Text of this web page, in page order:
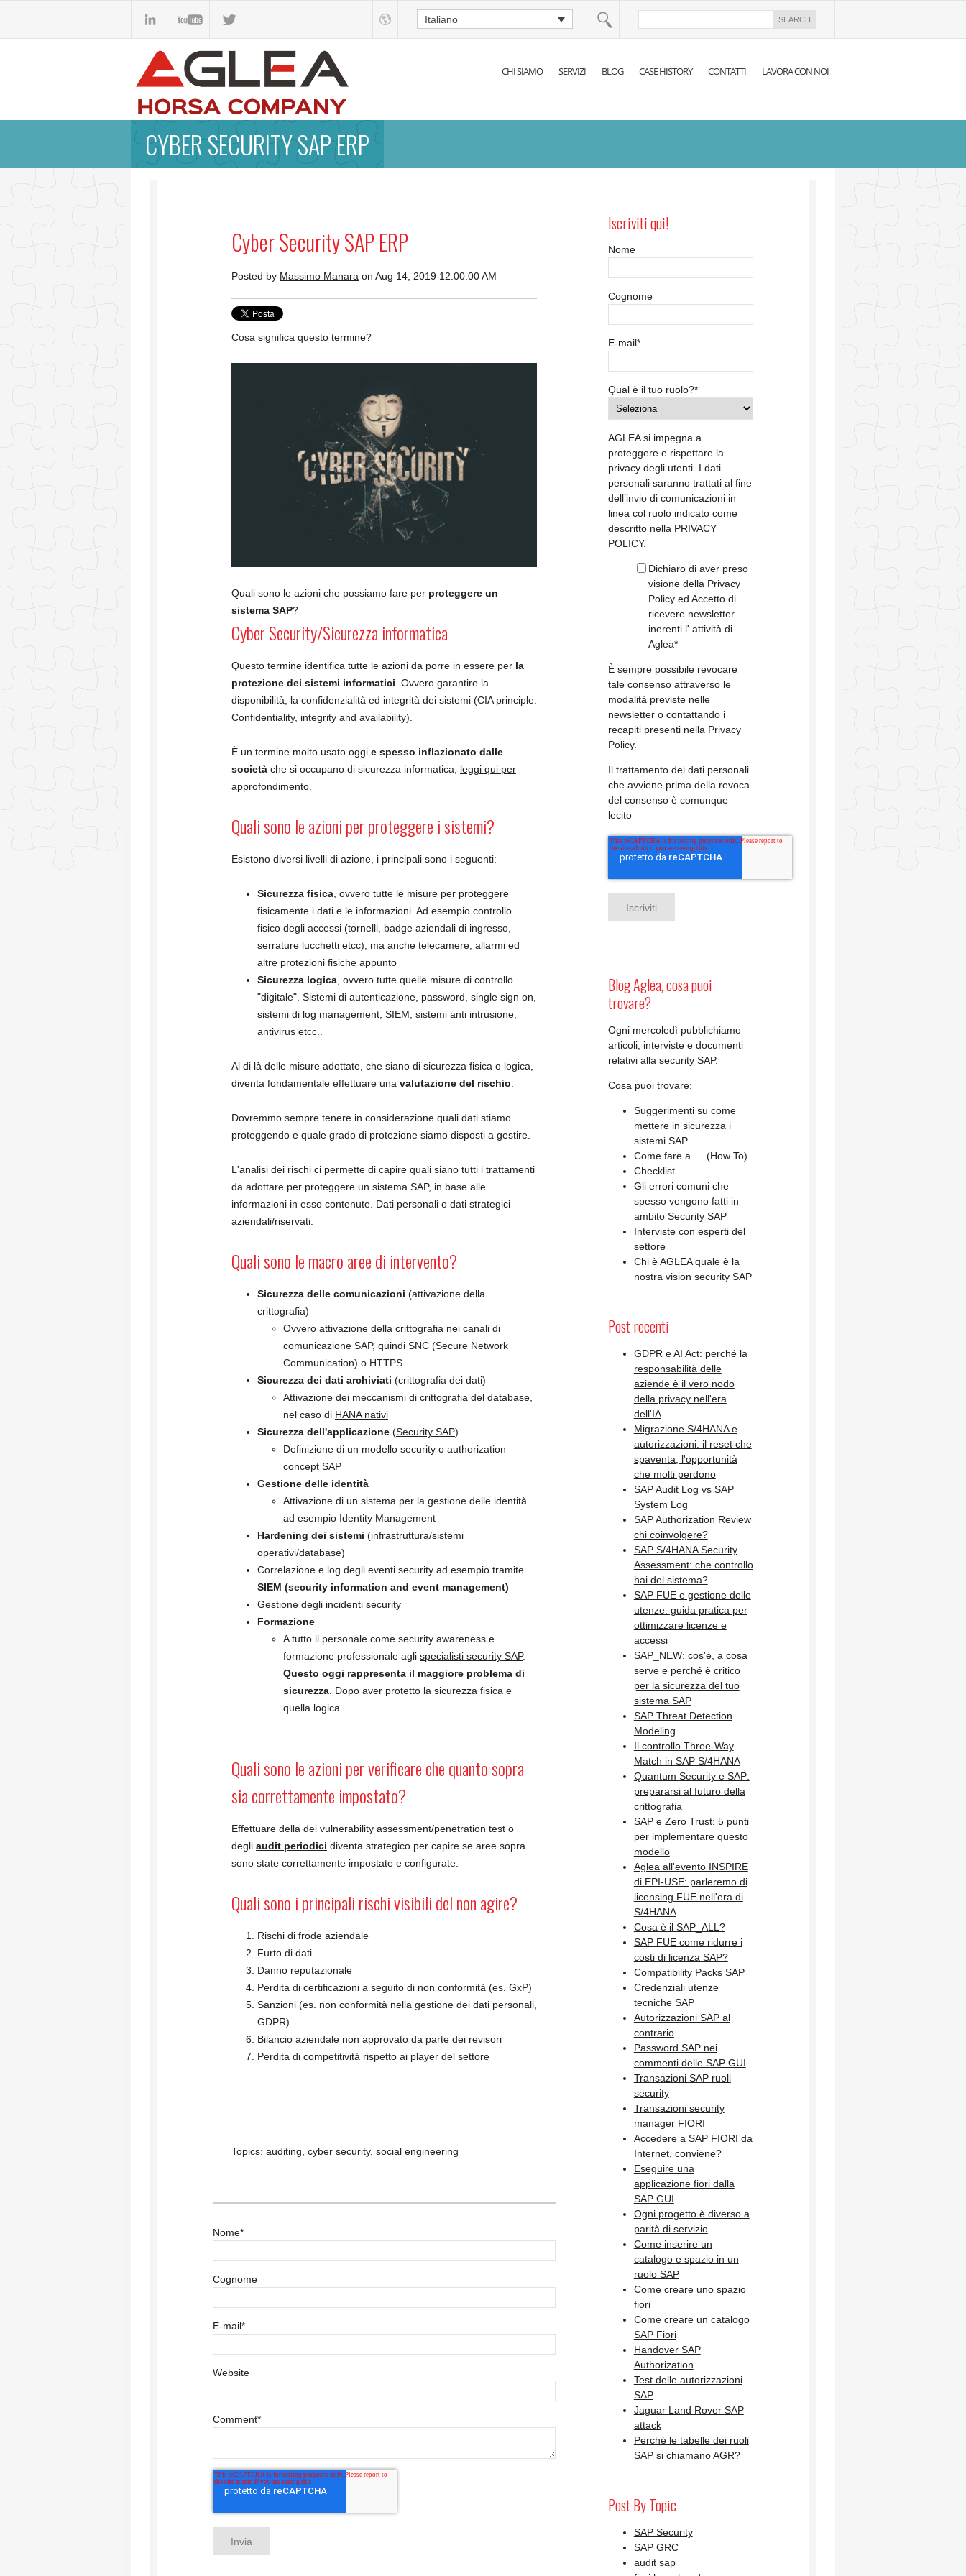
Italiano
CHI SIAMO SERVIZI BLOG CASE HISTORY CONTATTI LAVORA CON NOI
CYBER SECURITY SAP ERP
Cyber Security SAP ERP
Posted by Massimo Manara on Aug 14, 2019 12:00:00 AM
Cosa significa questo termine?
Quali sono le azioni che possiamo fare per proteggere un
sistema SAP?
Cyber Security/Sicurezza informatica
Questo termine identifica tutte le azioni da porre in essere per la
protezione dei sistemi informatici . Ovvero garantire la
disponibilità, la confidenzialità ed integrità dei sistemi (CIA principle:
Confidentiality, integrity and availability).
È un termine molto usato oggi e spesso inflazionato dalle
società che si occupano di sicurezza informatica, leggi qui per
approfondimento
Quali sono le azioni per proteggere i sistemi?
Esistono diversi livelli di azione, i principali sono i seguenti:
Sicurezza fisica , ovvero tutte le misure per proteggere
fisicamente i dati e le informazioni. Ad esempio controllo
fisico degli accessi (tornelli, badge aziendali di ingresso,
serrature lucchetti etcc), ma anche telecamere, allarmi ed
altre protezioni fisiche appunto
Sicurezza logica , ovvero tutte quelle misure di controllo
"digitale". Sistemi di autenticazione, password, single sign on,
sistemi di log management, SIEM, sistemi anti intrusione,
antivirus etcc..
Al di là delle misure adottate, che siano di sicurezza fisica o logica,
diventa fondamentale effettuare una valutazione del rischio
Dovremmo sempre tenere in considerazione quali dati stiamo
proteggendo e quale grado di protezione siamo disposti a gestire.
L'analisi dei rischi ci permette di capire quali siano tutti i trattamenti
da adottare per proteggere un sistema SAP, in base alle
informazioni in esso contenute. Dati personali o dati strategici
aziendali/riservati.
Quali sono le macro aree di intervento?
Sicurezza delle comunicazioni (attivazione della
crittografia)
Ovvero attivazione della crittografia nei canali di
comunicazione SAP, quindi SNC (Secure Network
Communication) o HTTPS.
Sicurezza dei dati archiviati (crittografia dei dati)
Attivazione dei meccanismi di crittografia del database,
nel caso di HANA nativi
Sicurezza dell'applicazione (Security SAP)
Definizione di un modello security o authorization
concept SAP
Gestione delle identità
Attivazione di un sistema per la gestione delle identità
ad esempio Identity Management
Hardening dei sistemi (infrastruttura/sistemi
operativi/database)
Correlazione e log degli eventi security ad esempio tramite
SIEM (security information and event management)
Gestione degli incidenti security
Formazione
A tutto il personale come security awareness e
formazione professionale agli specialisti security SAP.
Questo oggi rappresenta il maggiore problema di
sicurezza . Dopo aver protetto la sicurezza fisica e
quella logica.
Quali sono le azioni per verificare che quanto sopra
sia correttamente impostato?
Effettuare della dei vulnerability assessment/penetration test o
degli audit periodici diventa strategico per capire se aree sopra
sono state correttamente impostate e configurate.
Quali sono i principali rischi visibili del non agire?
Rischi di frode aziendale
Furto di dati
Danno reputazionale
Perdita di certificazioni a seguito di non conformità (es. GxP)
Sanzioni (es. non conformità nella gestione dei dati personali,
GDPR)
Bilancio aziendale non approvato da parte dei revisori
Perdita di competitività rispetto ai player del settore
Topics: auditing cyber security, social engineering
Nome*
Cognome
E-mail*
Website
Comment*
Iscriviti qui!
Nome
Cognome
E-mail*
Qual è il tuo ruolo?*
AGLEA si impegna a
proteggere e rispettare la
privacy degli utenti. I dati
personali saranno trattati al fine
dell’invio di comunicazioni in
linea col ruolo indicato come
descritto nella PRIVACY
POLICY.
Dichiaro di aver preso
visione della Privacy
Policy ed Accetto di
ricevere newsletter
inerenti l' attività di
Aglea*
È sempre possibile revocare
tale consenso attraverso le
modalità previste nelle
newsletter o contattando i
recapiti presenti nella Privacy
Policy.
Il trattamento dei dati personali
che avviene prima della revoca
del consenso è comunque
lecito
Blog Aglea, cosa puoi
trovare?
Ogni mercoledì pubblichiamo
articoli, interviste e documenti
relativi alla security SAP.
Cosa puoi trovare:
Suggerimenti su come
mettere in sicurezza i
sistemi SAP
Come fare a … (How To)
Checklist
Gli errori comuni che
spesso vengono fatti in
ambito Security SAP
Interviste con esperti del
settore
Chi è AGLEA quale è la
nostra vision security SAP
Post recenti
GDPR e AI Act: perché la
responsabilità delle
aziende è il vero nodo
della privacy nell'era
dell'IA
Migrazione S/4HANA e
autorizzazioni: il reset che
spaventa, l'opportunità
che molti perdono
SAP Audit Log vs SAP
System Log
SAP Authorization Review
chi coinvolgere?
SAP S/4HANA Security
Assessment: che controllo
hai del sistema?
SAP FUE e gestione delle
utenze: guida pratica per
ottimizzare licenze e
accessi
SAP_NEW: cos'è, a cosa
serve e perché è critico
per la sicurezza del tuo
sistema SAP
SAP Threat Detection
Modeling
Il controllo Three-Way
Match in SAP S/4HANA
Quantum Security e SAP:
prepararsi al futuro della
crittografia
SAP e Zero Trust: 5 punti
per implementare questo
modello
Aglea all'evento INSPIRE
di EPI-USE: parleremo di
licensing FUE nell'era di
S/4HANA
Cosa è il SAP_ALL?
SAP FUE come ridurre i
costi di licenza SAP?
Compatibility Packs SAP
Credenziali utenze
tecniche SAP
Autorizzazioni SAP al
contrario
Password SAP nei
commenti delle SAP GUI
Transazioni SAP ruoli
security
Transazioni security
manager FIORI
Accedere a SAP FIORI da
Internet, conviene?
Eseguire una
applicazione fiori dalla
SAP GUI
Ogni progetto è diverso a
parità di servizio
Come inserire un
catalogo e spazio in un
ruolo SAP
Come creare uno spazio
fiori
Come creare un catalogo
SAP Fiori
Handover SAP
Authorization
Test delle autorizzazioni
SAP
Jaguar Land Rover SAP
attack
Perché le tabelle dei ruoli
SAP si chiamano AGR?
Post By Topic
SAP Security
SAP GRC
audit sap